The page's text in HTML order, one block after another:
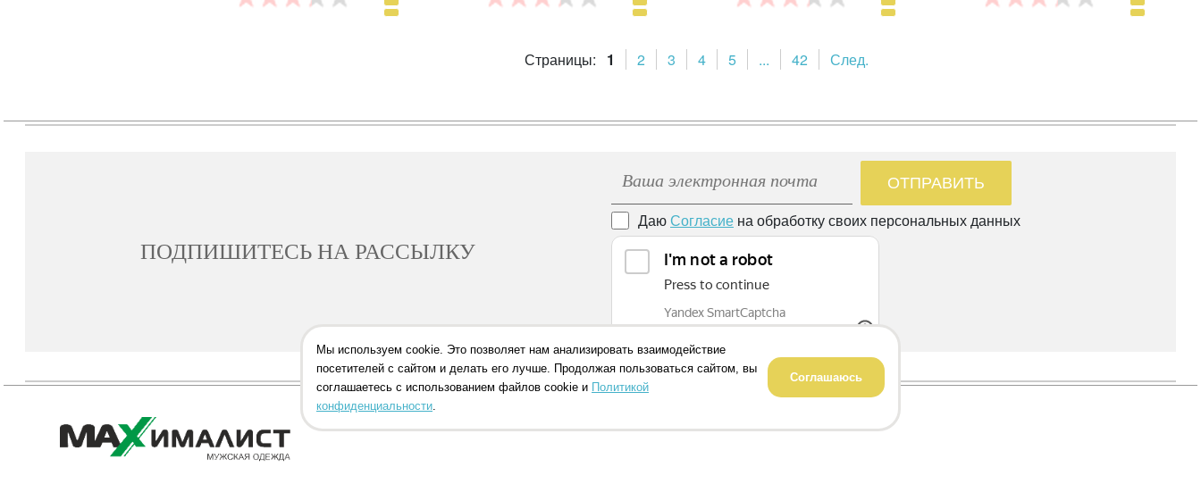
Страницы: 1 2 3 4 5 ... 42 След.
ПОДПИШИТЕСЬ НА РАССЫЛКУ
ОТПРАВИТЬ
ДаюСогласие на обработку своих персональных данных
Мы используем cookie. Это позволяет нам анализировать взаимодействие
посетителей с сайтом и делать его лучше. Продолжая пользоваться сайтом, вы
соглашаетесь с использованием файлов cookie и Политикой
конфиденциальности
Соглашаюсь